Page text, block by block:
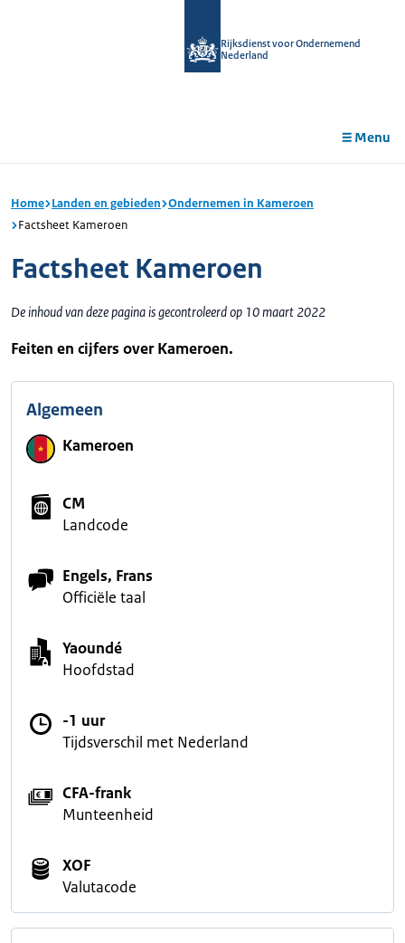
Rijksdienst voor Ondernemend
Nederland
Menu
Home Landen en gebieden Ondernemen in Kameroen
Factsheet Kameroen
Factsheet Kameroen
De inhoud van deze pagina is gecontroleerd op 10 maart 2022
Feiten en cijfers over Kameroen.
Algemeen
Kameroen
CM
Landcode
Engels, Frans
Officiële taal
Yaoundé
Hoofdstad
-1 uur
Tijdsverschil met Nederland
CFA-frank
Munteenheid
XOF
Valutacode